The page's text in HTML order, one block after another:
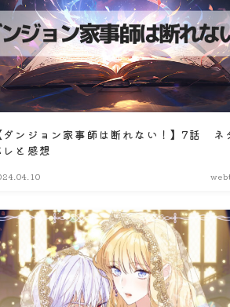
ダンジョン家事師は断れない！】7話 ネ
レと感想